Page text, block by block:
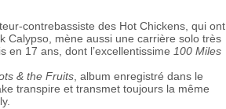
contrebassiste des Hot Chickens, qui ont
Calypso, mène aussi une carrière solo très
en 17 ans, dont l’excellentissime 100 Miles
& the Fruits, album enregistré dans le
transpire et transmet toujours la même